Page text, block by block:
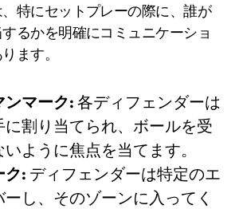
特にセットプレーの際に、誰が
るかを明確にコミュニケーショ
ます。
ンマーク: 各ディフェンダーは
に割り当てられ、ボールを受
ように焦点を当てます。
ク: ディフェンダーは特定のエ
ーし、そのゾーンに入ってく